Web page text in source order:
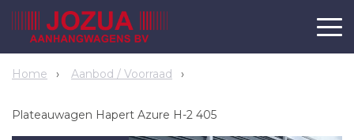
Home Aanbod / Voorraad
Plateauwagen Hapert Azure H-2 405